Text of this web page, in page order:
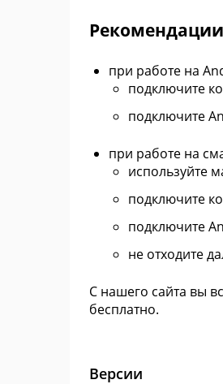
при работе на
подключите
подключите
при работе на
используйте
подключите
подключите
не отходите
С нашего сайта вы
бесплатно.
Версии